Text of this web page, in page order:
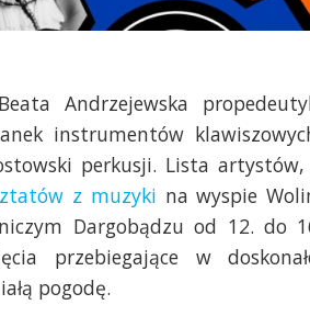
Andrzejewska
instrumentów
perkusji. Lista
z muzyki na wyspie
Dargobądzu od 12. do
przebiegające w
pogodę.